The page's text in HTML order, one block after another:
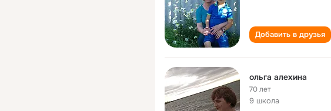
Добавить в друзья
ольга алехина
70 лет
9 школа